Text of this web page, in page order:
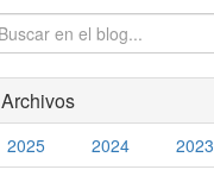
Archivos
2025 2024 2023